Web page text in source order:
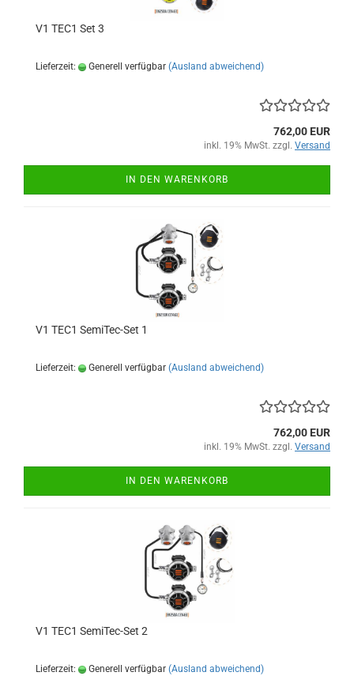
V1 TEC1 Set 3
Lieferzeit: Generell verfügbar (Ausland abweichend)
762,00 EUR
inkl. 19% MwSt. zzgl. Versand
IN DEN WARENKORB
V1 TEC1 SemiTec-Set 1
Lieferzeit: Generell verfügbar (Ausland abweichend)
762,00 EUR
inkl. 19% MwSt. zzgl. Versand
IN DEN WARENKORB
V1 TEC1 SemiTec-Set 2
Lieferzeit: Generell verfügbar (Ausland abweichend)